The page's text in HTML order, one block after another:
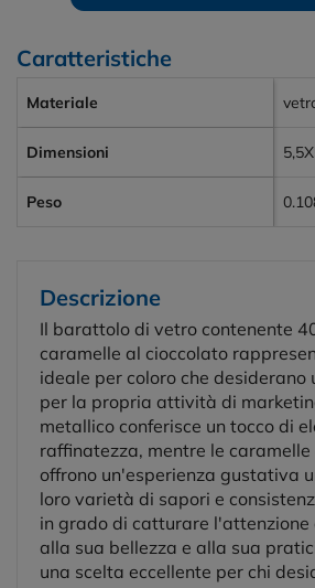
Caratteristiche
Materiale
Dimensioni
Peso
Descrizione
Il barattolo di vetro contenente
caramelle al cioccolato
ideale per coloro che desiderano
per la propria attività di
metallico conferisce un tocco di
raffinatezza, mentre le
offrono un'esperienza gustativa
loro varietà di sapori e
in grado di catturare l'attenzione
alla sua bellezza e alla sua
una scelta eccellente per chi